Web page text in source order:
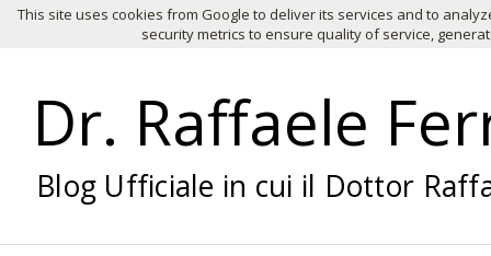
HOME Chi Siamo Infertilità
Dr. Raffaele
Blog Ufficiale in cui il Dottor
This site uses cookies from Google to deliver its services and to
security metrics to ensure quality of service,